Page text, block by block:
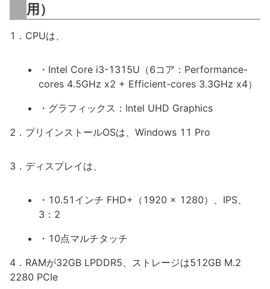
用）
1．CPUは、
・Intel Core i3-1315U（6コア：Performance-
cores 4.5GHz x2 + Efficient-cores 3.3GHz x4）
・グラフィックス：Intel UHD Graphics
2．プリインストールOSは、Windows 11 Pro
3．ディスプレイは、
・10.51インチ FHD+（1920 x 1280）、IPS、
3：2
・10点マルチタッチ
4．RAMが32GB LPDDR5、ストレージは512GB M.2
2280 PCIe